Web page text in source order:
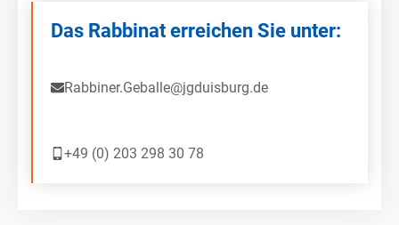
Das Rabbinat erreichen Sie unter:
Rabbiner.Geballe@jgduisburg.de
+49 (0) 203 298 30 78